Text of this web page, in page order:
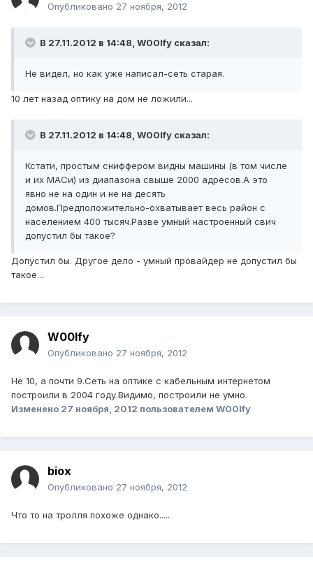
Опубликовано 27 ноября, 2012
В 27.11.2012 в 14:48, W00lfy сказал:
Не видел, но как уже написал-сеть старая.
10 лет назад оптику на дом не ложили...
В 27.11.2012 в 14:48, W00lfy сказал:
Кстати, простым сниффером видны машины (в том числе
и их МАСи) из диапазона свыше 2000 адресов.А это
явно не на один и не на десять
домов.Предположительно-охватывает весь район с
населением 400 тысяч.Разве умный настроенный свич
допустил бы такое?
Допустил бы. Другое дело - умный провайдер не допустил бы
такое...
W00lfy
Опубликовано 27 ноября, 2012
Не 10, а почти 9.Сеть на оптике с кабельным интернетом
построили в 2004 году.Видимо, построили не умно.
Изменено 27 ноября, 2012 пользователем W00lfy
biox
Опубликовано 27 ноября, 2012
Что то на тролля похоже однако.....